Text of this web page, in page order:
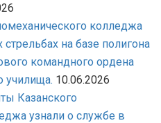
колледжа
на базе полигона
командного ордена
училища. 10.06.2026
Казанского
узнали о службе в